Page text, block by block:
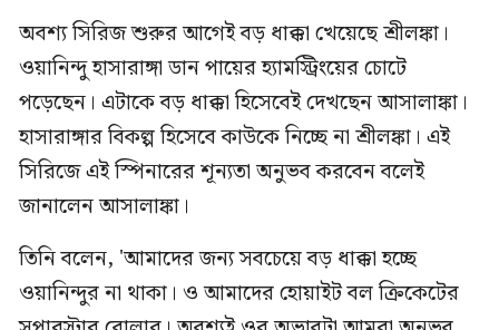
অবশ্য সিরিজ শুরুর আগেই বড় ধাক্কা খেয়েছে শ্রীলঙ্কা।
ওয়ানিন্দু হাসারাঙ্গা ডান পায়ের হ্যামস্ট্রিংয়ের চোটে
পড়েছেন। এটাকে বড় ধাক্কা হিসেবেই দেখছেন আসালাঙ্কা।
হাসারাঙ্গার বিকল্প হিসেবে কাউকে নিচ্ছে না শ্রীলঙ্কা। এই
সিরিজে এই স্পিনারের শূন্যতা অনুভব করবেন বলেই
জানালেন আসালাঙ্কা।
তিনি বলেন, 'আমাদের জন্য সবচেয়ে বড় ধাক্কা হচ্ছে
ওয়ানিন্দুর না থাকা। ও আমাদের হোয়াইট বল ক্রিকেটের